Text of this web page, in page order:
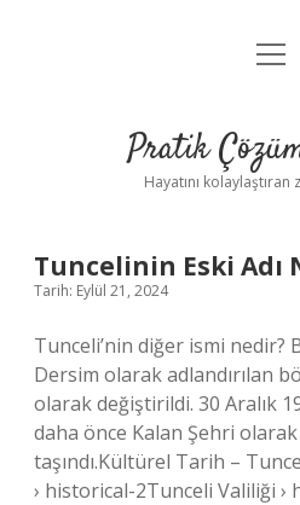
Yasal
Pratik
Hayatını
Pratik
Çözüm
Rehberi
Yazılar
Tuncelinin Eski Adı
Tarih: Eylül 21, 2024
Tunceli’nin diğer ismi nedir?
Dersim olarak adlandırılan
olarak değiştirildi. 30 Aralık
daha önce Kalan Şehri
taşındı.Kültürel Tarih –
› historical-2Tunceli Valiliği ›